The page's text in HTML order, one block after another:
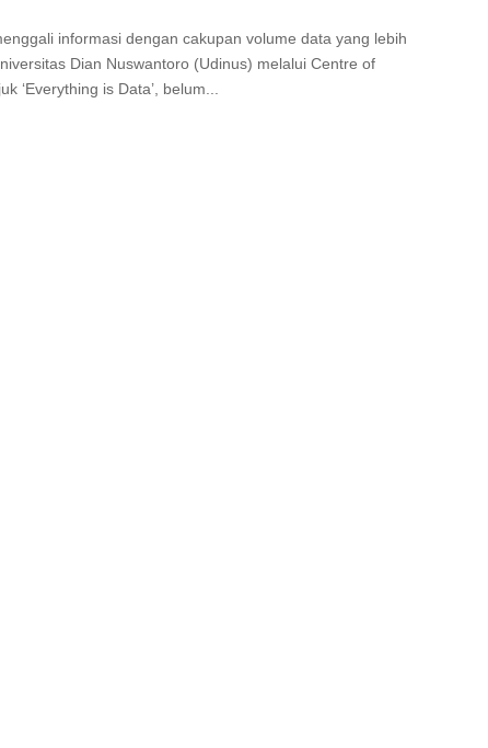
informasi dengan cakupan volume data yang lebih
Dian Nuswantoro (Udinus) melalui Centre of
‘Everything is Data’, belum...